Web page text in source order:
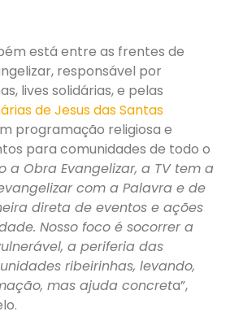
está entre as frentes de
responsável por
lives solidárias, e pelas
de Jesus das Santas
programação religiosa e
para comunidades de todo o
a Obra Evangelizar, a TV tem a
com a Palavra e de
direta de eventos e ações
Nosso foco é socorrer a
a periferia das
ribeirinhas, levando,
mas ajuda concreta”,